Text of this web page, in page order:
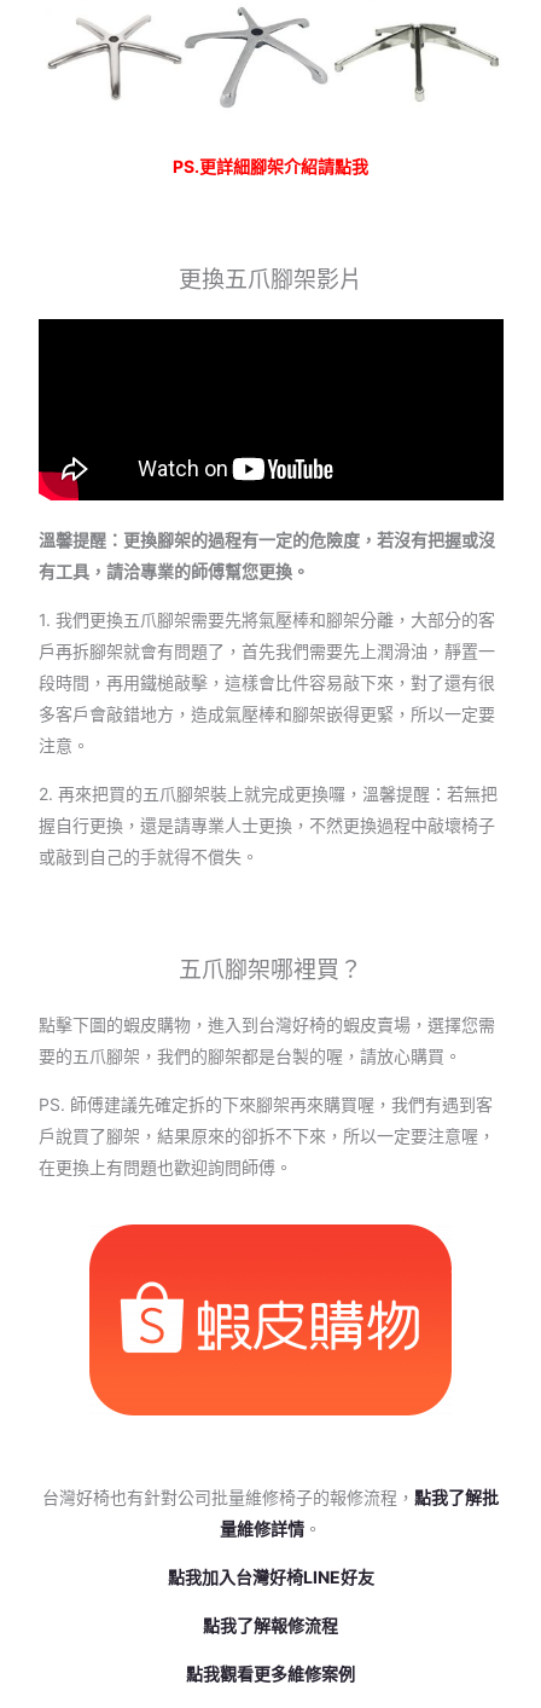
PS.更詳細腳架介紹請點我
更換五爪腳架影片
溫馨提醒：更換腳架的過程有一定的危險度，若沒有把握或沒
有工具，請洽專業的師傅幫您更換。
1. 我們更換五爪腳架需要先將氣壓棒和腳架分離，大部分的客
戶再拆腳架就會有問題了，首先我們需要先上潤滑油，靜置一
段時間，再用鐵槌敲擊，這樣會比件容易敲下來，對了還有很
多客戶會敲錯地方，造成氣壓棒和腳架嵌得更緊，所以一定要
注意。
2. 再來把買的五爪腳架裝上就完成更換囉，溫馨提醒：若無把
握自行更換，還是請專業人士更換，不然更換過程中敲壞椅子
或敲到自己的手就得不償失。
五爪腳架哪裡買？
點擊下圖的蝦皮購物，進入到台灣好椅的蝦皮賣場，選擇您需
要的五爪腳架，我們的腳架都是台製的喔，請放心購買。
PS. 師傅建議先確定拆的下來腳架再來購買喔，我們有遇到客
戶說買了腳架，結果原來的卻拆不下來，所以一定要注意喔，
在更換上有問題也歡迎詢問師傅。
台灣好椅也有針對公司批量維修椅子的報修流程， 點我了解批
量維修詳情 。
點我加入台灣好椅LINE好友
點我了解報修流程
點我觀看更多維修案例